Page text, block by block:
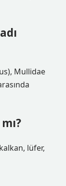
Mullidae
lüfer,